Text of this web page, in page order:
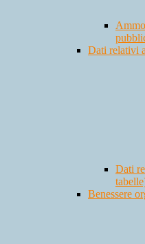
Dati relativi
Dati
Benessere